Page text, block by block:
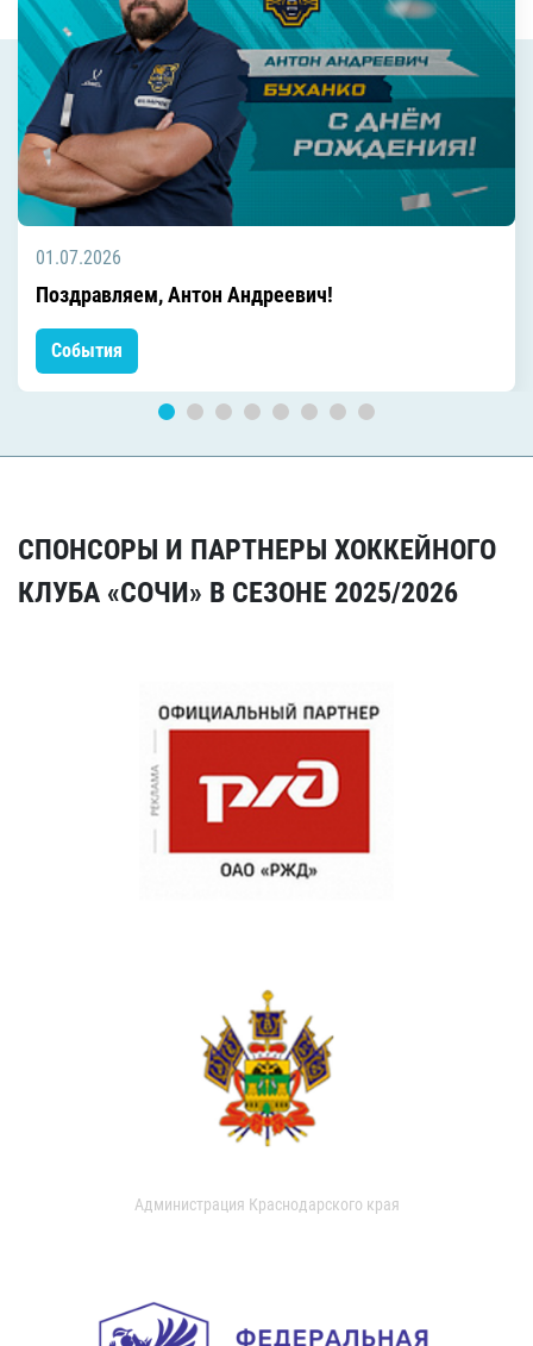
01.07.2026
Поздравляем, Антон Андреевич!
События
СПОНСОРЫ И ПАРТНЕРЫ ХОККЕЙНОГО
КЛУБА «СОЧИ» В СЕЗОНЕ 2025/2026
Администрация Краснодарского края